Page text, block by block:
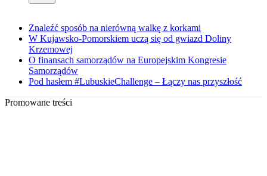
Znaleźć sposób na nierówną walkę z korkami
W Kujawsko-Pomorskiem uczą się od gwiazd Doliny
Krzemowej
O finansach samorządów na Europejskim Kongresie
Samorządów
Pod hasłem #LubuskieChallenge – Łączy nas przyszłość
Promowane treści